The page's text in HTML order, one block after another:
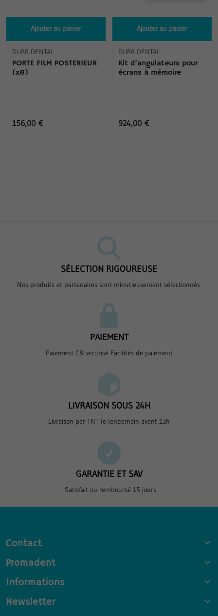
Ajouter au panier
DURR DENTAL
PORTE FILM POSTERIEUR
(x8)
156,00 €
Ajouter au panier
DURR DENTAL
Kit d‘angulateurs pour
écrans à mémoire
924,00 €
SÉLECTION RIGOUREUSE
Nos produits et partenaires sont minutieusement sélectionnés.
PAIEMENT
Paiement CB sécurisé Facilités de paiement
LIVRAISON SOUS 24H
Livraison par TNT le lendemain avant 13h
GARANTIE ET SAV
Satisfait ou remboursé 15 jours
Contact
Promadent
Informations
Newsletter